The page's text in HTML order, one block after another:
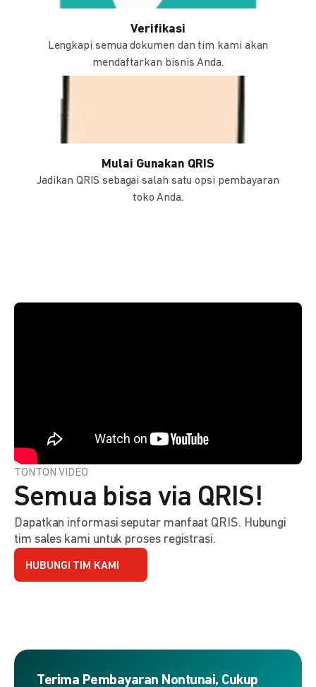
Verifikasi
Lengkapi semua dokumen dan tim kami akan
mendaftarkan bisnis Anda.
Mulai Gunakan QRIS
Jadikan QRIS sebagai salah satu opsi pembayaran
toko Anda.
TONTON VIDEO
Semua bisa via QRIS!
Dapatkan informasi seputar manfaat QRIS. Hubungi
tim sales kami untuk proses registrasi.
HUBUNGI TIM KAMI
Terima Pembayaran Nontunai, Cukup